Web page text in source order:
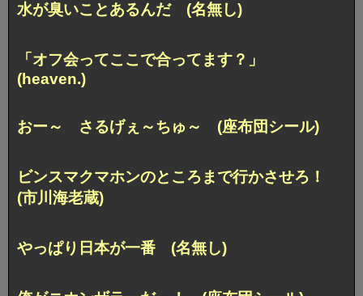
水が臭いことあるんだ (名無し)
「オフ会ってここで合ってます？」
(heaven.)
おー～ さるげぇ～ちゅ～ (座布団シール)
ビンスマクマホンのところまで行かさせろ！
(市川海老蔵)
やっぱり日本が一番 (名無し)